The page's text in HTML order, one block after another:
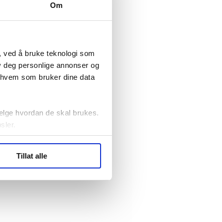
Om
ved å bruke teknologi som
personlige annonser og
som bruker dine data
hvordan de skal brukes.
statistikk.
Tillat alle